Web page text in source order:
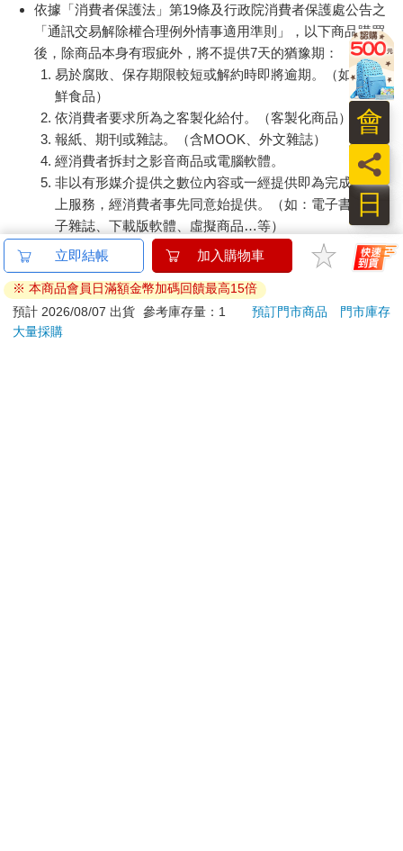
依據「消費者保護法」第19條及行政院消費者保護處公告之
「通訊交易解除權合理例外情事適用準則」，以下商品購買
後，除商品本身有瑕疵外，將不提供7天的猶豫期：
易於腐敗、保存期限較短或解約時即將逾期。（如：生
鮮食品）
依消費者要求所為之客製化給付。（客製化商品）
報紙、期刊或雜誌。（含MOOK、外文雜誌）
經消費者拆封之影音商品或電腦軟體。
非以有形媒介提供之數位內容或一經提供即為完成之線
上服務，經消費者事先同意始提供。（如：電子書、電
子雜誌、下載版軟體、虛擬商品…等）
已拆封之個人衛生用品。（如：內衣褲、刮鬍刀、除毛
刀…等）
若非上列種類商品，均享有到貨7天的猶豫期（含例假
日）。
辦理退換貨時，商品（組合商品恕無法接受單獨退貨）必須
立即結帳 加入購物車
※ 本商品會員日滿額金幣加碼回饋最高15倍
預計 2026/08/07 出貨 參考庫存量：1 預訂門市商品
門市庫存
大量採購
日
員
會